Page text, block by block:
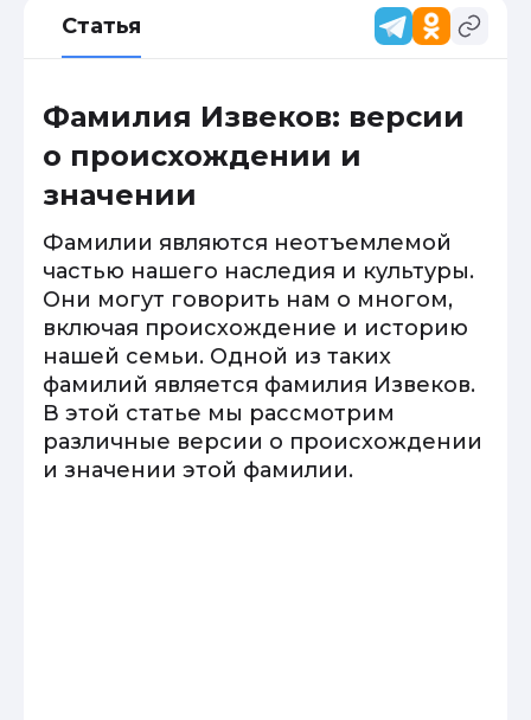
Статья
Фамилия Извеков: версии
о происхождении и
значении
Фамилии являются неотъемлемой
частью нашего наследия и культуры.
Они могут говорить нам о многом,
включая происхождение и историю
нашей семьи. Одной из таких
фамилий является фамилия Извеков.
В этой статье мы рассмотрим
различные версии о происхождении
и значении этой фамилии.